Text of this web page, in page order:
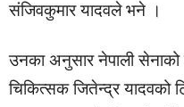
संजिवकुमार यादवले भने ।
उनका अनुसार नेपाली सेनाको
चिकित्सक जितेन्द्र यादवको